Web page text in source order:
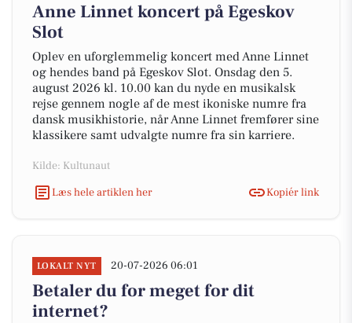
Anne Linnet koncert på Egeskov
Slot
Oplev en uforglemmelig koncert med Anne Linnet
og hendes band på Egeskov Slot. Onsdag den 5.
august 2026 kl. 10.00 kan du nyde en musikalsk
rejse gennem nogle af de mest ikoniske numre fra
dansk musikhistorie, når Anne Linnet fremfører sine
klassikere samt udvalgte numre fra sin karriere.
Kilde: Kultunaut
Læs hele artiklen her
Kopiér link
LOKALT NYT 20-07-2026 06:01
Betaler du for meget for dit
internet?